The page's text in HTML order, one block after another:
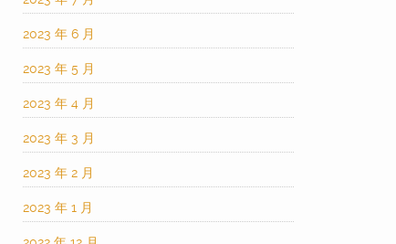
2023 年 6 月
2023 年 5 月
2023 年 4 月
2023 年 3 月
2023 年 2 月
2023 年 1 月